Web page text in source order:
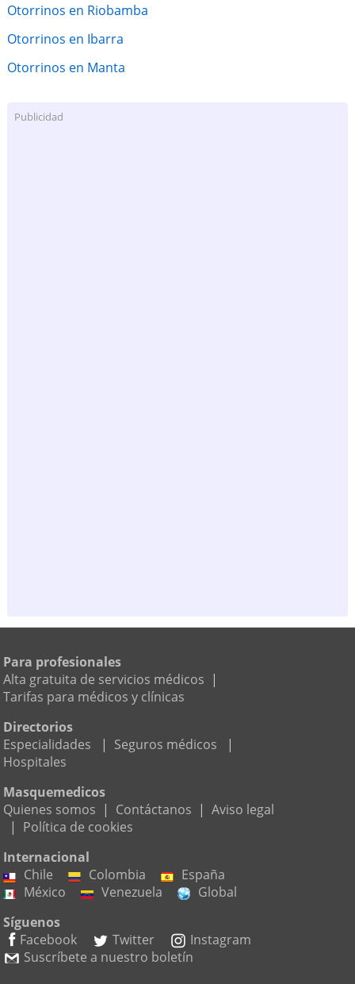
Otorrinos en Riobamba
Otorrinos en Ibarra
Otorrinos en Manta
Publicidad
Para profesionales
Alta gratuita de servicios médicos |
Tarifas para médicos y clínicas
Directorios
Especialidades
| Seguros médicos
|
Hospitales
Masquemedicos
Quienes somos | Contáctanos | Aviso legal
| Política de cookies
Internacional
Chile
Colombia
España
México
Venezuela
Global
Síguenos
Facebook
Twitter
Instagram
Suscríbete a nuestro boletín